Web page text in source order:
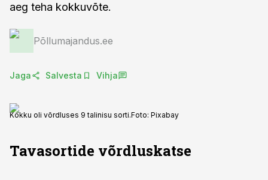
aeg teha kokkuvõte.
Põllumajandus.ee
Jaga Salvesta Vihja
Kokku oli võrdluses 9 talinisu sorti.Foto: Pixabay
Tavasortide võrdluskatse